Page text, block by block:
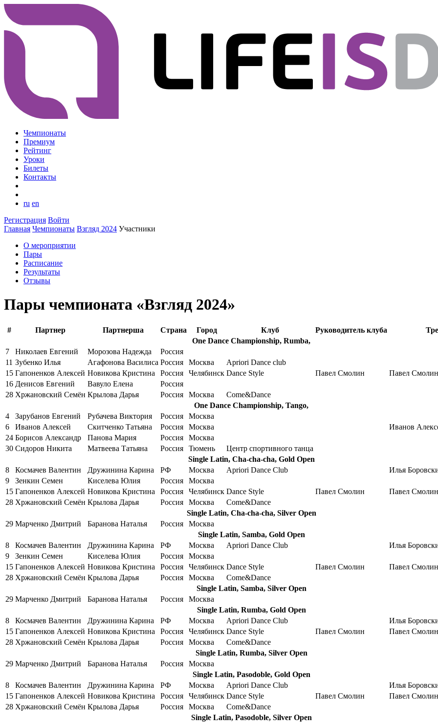
Чемпионаты
Премиум
Рейтинг
Уроки
Билеты
Контакты
ru en
Регистрация Войти
Главная Чемпионаты Взгляд 2024 Участники
О мероприятии
Пары
Расписание
Результаты
Отзывы
Пары чемпионата «Взгляд 2024»
# Партнер Партнерша Страна Город Клуб Руководитель клуба
One Dance Championship, Rumba,
7
Николаев Евгений Морозова Надежда
Россия
11 Зубенко Илья Агафонова Василиса Россия Москва
Apriori Dance club
15 Гапоненков Алексей Новикова Кристина Россия Челябинск Dance Style Павел Смолин
Павел Смолин
16 Денисов Евгений Вавуло Елена
Россия
28 Хржановский Семён Крылова Дарья Россия Москва
Come&Dance
One Dance Championship, Tango,
4
Зарубанов Евгений Рубачева Виктория Россия
Москва
6
Иванов Алексей Скитченко Татьяна Россия Москва
Иванов
24 Борисов Александр Панова Мария Россия
Москва
30 Сидоров Никита Матвеева Татьяна Россия Тюмень
Центр спортивного танца
Single Latin, Cha-cha-cha, Gold Open
8
Космачев Валентин Дружинина Карина РФ Москва Apriori Dance Club
Илья
9
Зенкин Семен Киселева Юлия Россия
Москва
15 Гапоненков Алексей Новикова Кристина Россия Челябинск Dance Style Павел Смолин
Павел Смолин
28 Хржановский Семён Крылова Дарья Россия Москва
Come&Dance
Single Latin, Cha-cha-cha, Silver Open
29 Марченко Дмитрий Баранова Наталья Россия
Москва
Single Latin, Samba, Gold Open
8
Космачев Валентин Дружинина Карина РФ Москва Apriori Dance Club
Илья
9
Зенкин Семен Киселева Юлия Россия
Москва
15 Гапоненков Алексей Новикова Кристина Россия Челябинск Dance Style Павел Смолин
Павел Смолин
28 Хржановский Семён Крылова Дарья Россия Москва
Come&Dance
Single Latin, Samba, Silver Open
29 Марченко Дмитрий Баранова Наталья Россия
Москва
Single Latin, Rumba, Gold Open
8
Космачев Валентин Дружинина Карина РФ Москва Apriori Dance Club
Илья
15 Гапоненков Алексей Новикова Кристина Россия Челябинск Dance Style Павел Смолин
Павел Смолин
28 Хржановский Семён Крылова Дарья Россия Москва
Come&Dance
Single Latin, Rumba, Silver Open
29 Марченко Дмитрий Баранова Наталья Россия
Москва
Single Latin, Pasodoble, Gold Open
8
Космачев Валентин Дружинина Карина РФ Москва Apriori Dance Club
Илья
15 Гапоненков Алексей Новикова Кристина Россия Челябинск Dance Style Павел Смолин
Павел Смолин
28 Хржановский Семён Крылова Дарья Россия Москва
Come&Dance
Single Latin, Pasodoble, Silver Open